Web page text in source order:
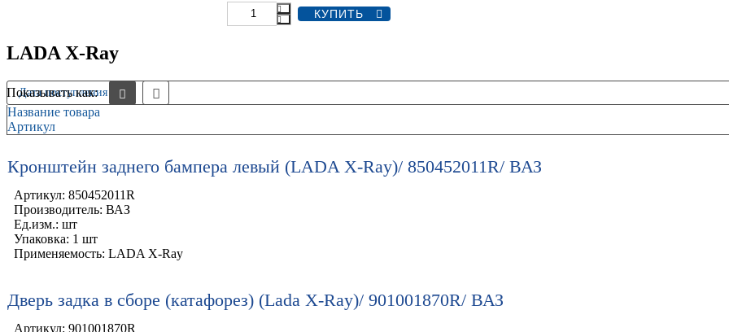
LADA X-Ray
Показывать как:
Дата поступления -/+
Название товара
Артикул
Кронштейн заднего бампера левый (LADA X-Ray)/ 850452011R/ ВАЗ
Артикул: 850452011R
Производитель: ВАЗ
Ед.изм.: шт
Упаковка: 1 шт
Применяемость: LADA X-Ray
Дверь задка в сборе (катафорез) (Lada X-Ray)/ 901001870R/ ВАЗ
Артикул: 901001870R